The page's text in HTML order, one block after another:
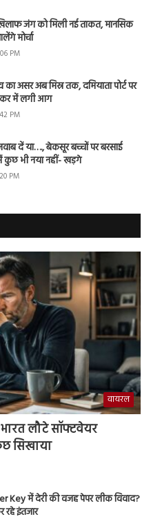
जंग को मिली नई ताकत, मानसिक
मोर्चा
PM
का असर अब मिस्र तक, दमियाता पोर्ट पर
में लगी आग
PM
दें या…., बेकसूर बच्चों पर बरसाई
कुछ भी नया नहीं- खड़गे
PM
वायरल
लौटे सॉफ्टवेयर
सिखाया
Key में देरी की वजह पेपर लीक विवाद?
रहे इंतजार